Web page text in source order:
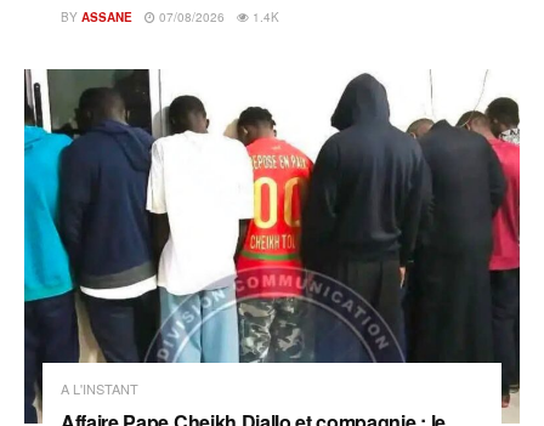
BY ASSANE 07/08/2026 1.4K
A L'INSTANT